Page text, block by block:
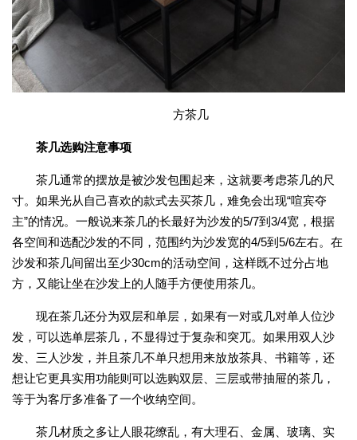
方茶几
茶几选购注意事项
茶几通常的摆放是被沙发包围起来，这就要考虑茶几的尺
寸。如果光从自己喜欢的款式去买茶几，难免会出现“喧宾夺
主”的情况。一般说来茶几的长最好为沙发的5/7到3/4宽，根据
各空间和选配沙发的不同，范围约为沙发宽的4/5到5/6左右。在
沙发和茶几间留出至少30cm的活动空间，这样既不过分占地
方，又能让坐在沙发上的人随手方便使用茶几。
现在茶几还分为双层和单层，如果有一对或几对单人位沙
发，可以选单层茶几，不显得过于复杂和突兀。如果用双人沙
发、三人沙发，并且茶几不单只想用来放放茶具、书籍等，还
想让它更具实用功能则可以选购双层、三层或带抽屉的茶几，
等于为客厅多准备了一个收纳空间。
茶几材质之多让人眼花缭乱，有大理石、金属、玻璃、实